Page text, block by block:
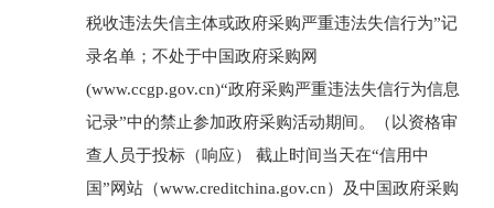
税收违法失信主体或政府采购严重违法失信行为”记
录名单；不处于中国政府采购网
(www.ccgp.gov.cn)“政府采购严重违法失信行为信息
记录”中的禁止参加政府采购活动期间。（以资格审
查人员于投标（响应） 截止时间当天在“信用中
国”网站（www.creditchina.gov.cn）及中国政府采购